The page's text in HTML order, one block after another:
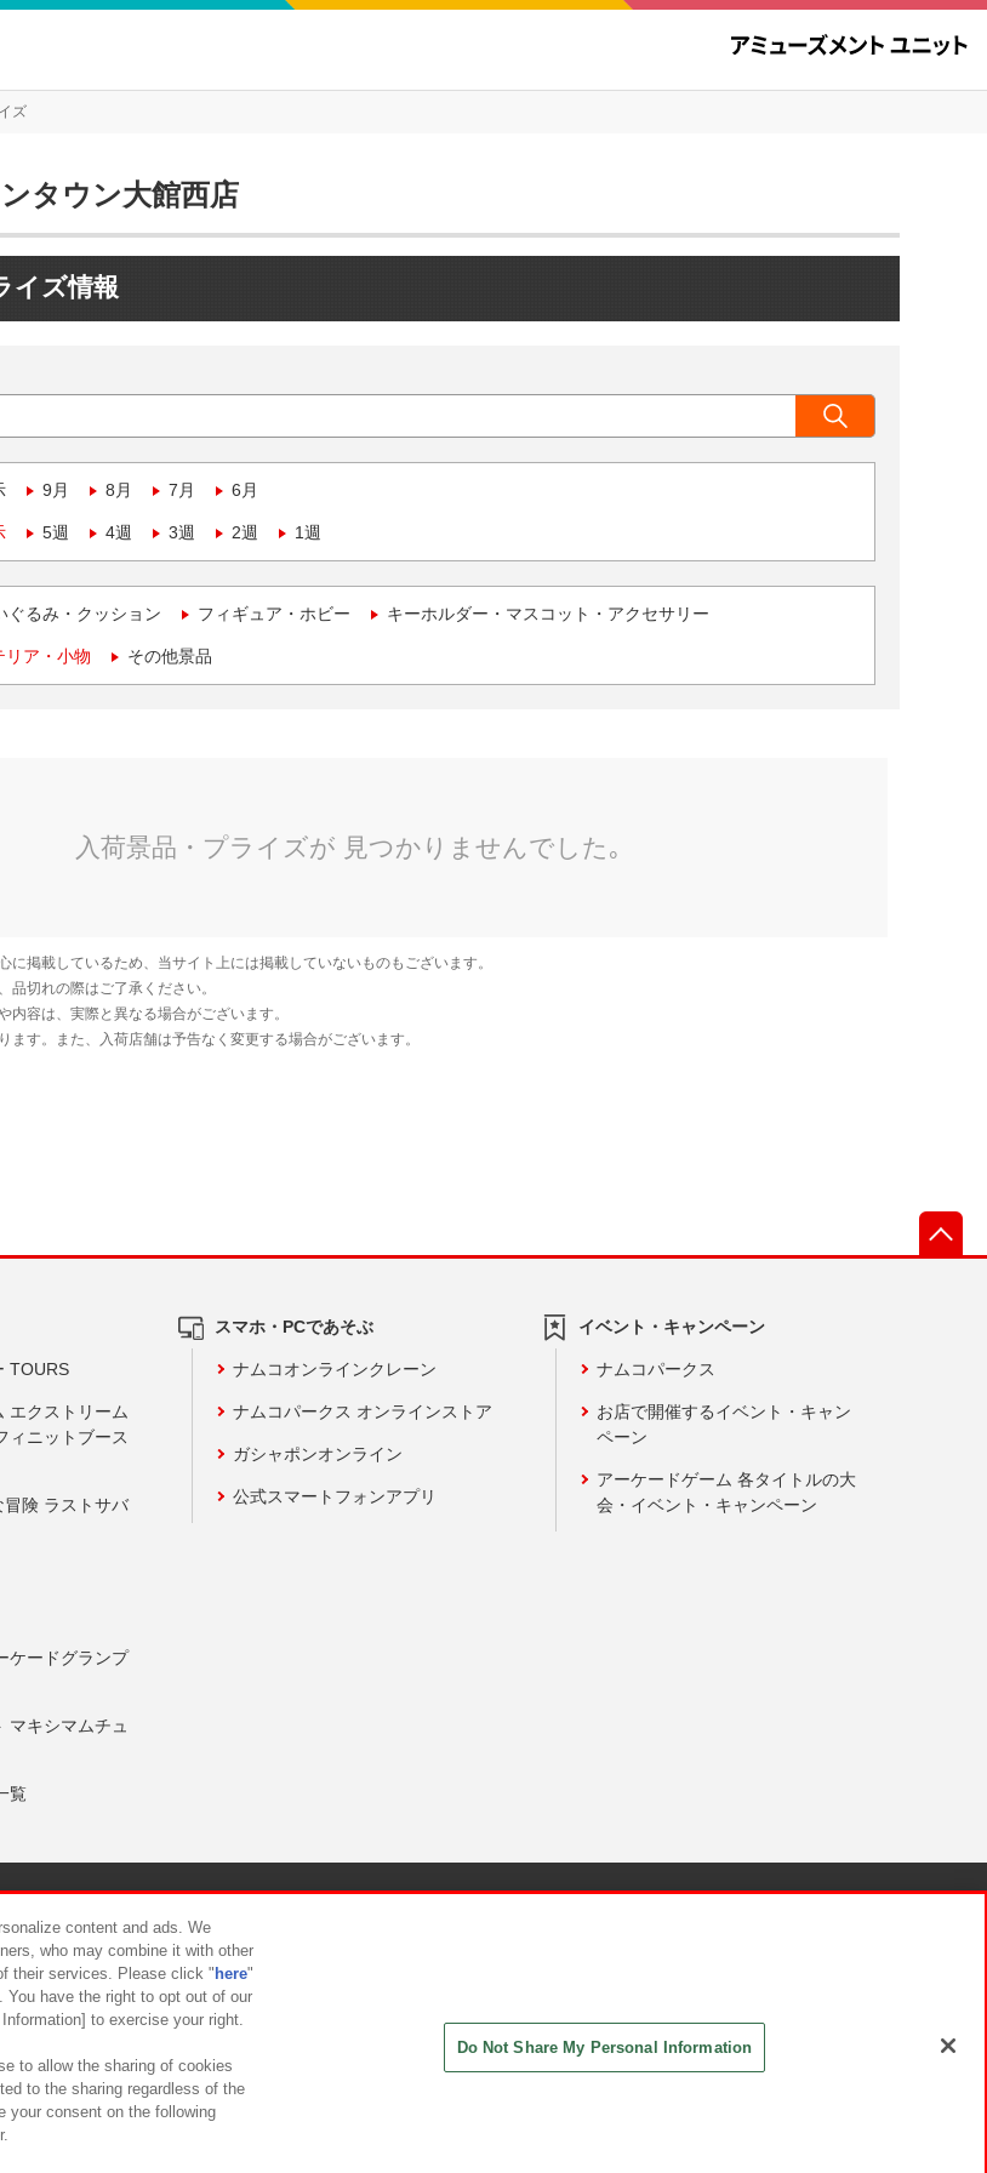
ズ
タウン大館西店
イズ情報
9月 8月 7月 6月
5週 4週 3週 2週 1週
ぐるみ・クッション フィギュア・ホビー キーホルダー・マスコット・アクセサリー
リア・小物 その他景品
TOURS
エクストリーム
ィニットブース
険 ラストサバ
ケードグランプ
マキシマムチュ
覧
スマホ・PCであそぶ
ナムコオンラインクレーン
ナムコパークス オンラインストア
ガシャポンオンライン
公式スマートフォンアプリ
イベント・キャンペーン
ナムコパークス
お店で開催するイベント・キャン
ペーン
アーケードゲーム 各タイトルの大
会・イベント・キャンペーン
カスタマーハラスメント対応方針
content and ads. We
who may combine it with other
their services. Please click " here"
have the right to opt out of our
to exercise your right.
to allow the sharing of cookies
to the sharing regardless of the
your consent on the following
Do Not Share My Personal Information